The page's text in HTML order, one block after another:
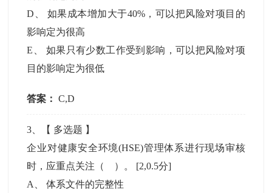
D
如果成本增加大于40%，可以把风险对项目的
影响定为很高
E
如果只有少数工作受到影响，可以把风险对项
目的影响定为很低
答案： C,D
3 、【 多选题 】
企业对健康安全环境(HSE)管理体系进行现场审核
时，应重点关注（ ）。 [2,0.5分]
A
、体系文件的完整性